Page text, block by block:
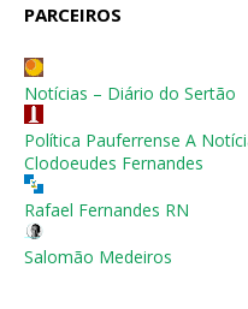
PARCEIROS
Notícias – Diário do Sertão
Política Pauferrense A
Clodoeudes Fernandes
Rafael Fernandes RN
Salomão Medeiros